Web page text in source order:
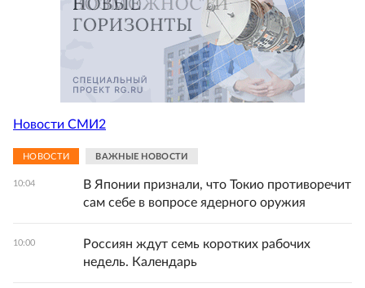
Новости СМИ2
НОВОСТИ ВАЖНЫЕ НОВОСТИ
10:04
В Японии признали, что Токио противоречит
сам себе в вопросе ядерного оружия
10:00
Россиян ждут семь коротких рабочих
недель. Календарь